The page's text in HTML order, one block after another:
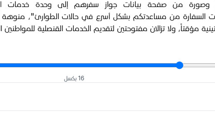
من صفحة بيانات جواز سفرهم إلى وحدة خدمات
من مساعدتكم بشكل أسرع في حالات الطوارئ"، منوهة
مؤقتاً، ولا تزالان مفتوحتين لتقديم الخدمات القنصلية للمواطنين
16 بكسل